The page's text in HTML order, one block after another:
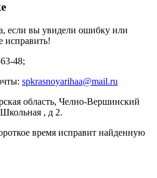
если вы увидели ошибку или
исправить!
48;
spkrasnoyarihaa@mail.ru
область, Челно-Вершинский
, д 2.
время исправит найденную